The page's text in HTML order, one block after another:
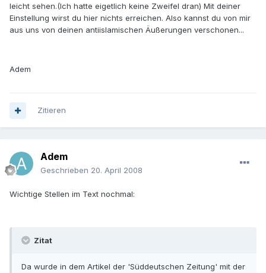
leicht sehen.(Ich hatte eigetlich keine Zweifel dran) Mit deiner
Einstellung wirst du hier nichts erreichen. Also kannst du von mir
aus uns von deinen antiislamischen Äußerungen verschonen...
Adem
Zitieren
Adem
Geschrieben 20. April 2008
Wichtige Stellen im Text nochmal:
Zitat
Da wurde in dem Artikel der 'Süddeutschen Zeitung' mit der